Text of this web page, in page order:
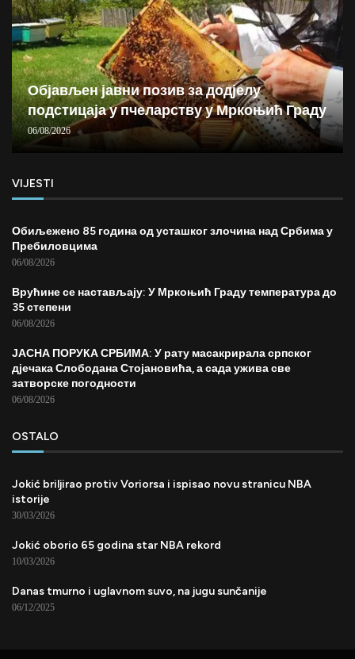
Објављен јавни позив за додјелу
подстицаја у пчеларству у Мркоњић Граду
06/08/2026
VIJESTI
Обиљежено 85 година од усташког злочина над Србима у
Пребиловцима
06/08/2026
Врућине се настављају: У Мркоњић Граду температура до
35 степени
06/08/2026
ЈАСНА ПОРУКА СРБИМА: У рату масакрирала српског
дјечака Слободана Стојановића, а сада ужива све
затворске погодности
06/08/2026
OSTALO
Jokić briljirao protiv Voriorsa i ispisao novu stranicu NBA
istorije
30/03/2026
Jokić oborio 65 godina star NBA rekord
10/03/2026
Danas tmurno i uglavnom suvo, na jugu sunčanije
06/12/2025